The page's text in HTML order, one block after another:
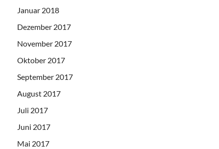
Januar 2018
Dezember 2017
November 2017
Oktober 2017
September 2017
August 2017
Juli 2017
Juni 2017
Mai 2017